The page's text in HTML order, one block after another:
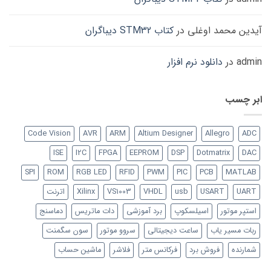
آیدین محمد اوغلی در کتاب STM32 دیباگران
admin در دانلود نرم افزار
ابر چسب
ADC
Allegro
Altium Designer
ARM
AVR
Code Vision
DAC
Dotmatrix
DSP
EEPROM
FPGA
I2C
ISE
MATLAB
PCB
PIC
PWM
RFID
RGB LED
ROM
SPI
UART
USART
usb
VHDL
VS1003
Xilinx
اترنت
استپر موتور
اسیلسکوپ برد آموزشی دات ماتریس
دماسنج
ربات مسیر یاب
ساعت دیجیتالی سروو موتور
سون سگمنت
شمارنده
فروش برد فرکانس متر فلاشر
ماشین حساب